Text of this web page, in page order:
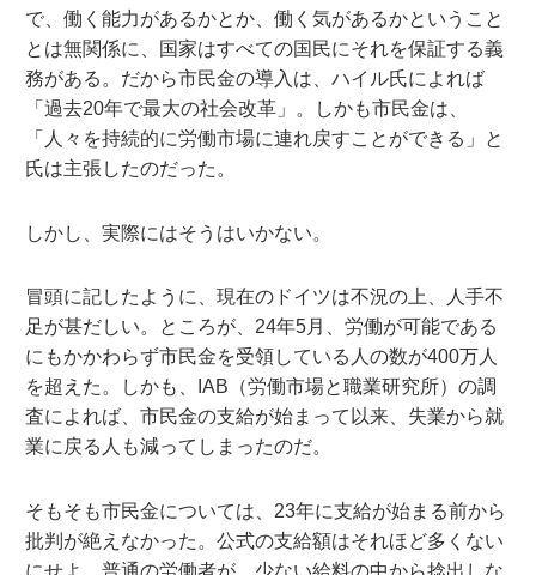
で、働く能力があるかとか、働く気があるかということ
とは無関係に、国家はすべての国民にそれを保証する義
務がある。だから市民金の導入は、ハイル氏によれば
「過去20年で最大の社会改革」。しかも市民金は、
「人々を持続的に労働市場に連れ戻すことができる」と
氏は主張したのだった。
しかし、実際にはそうはいかない。
冒頭に記したように、現在のドイツは不況の上、人手不
足が甚だしい。ところが、24年5月、労働が可能である
にもかかわらず市民金を受領している人の数が400万人
を超えた。しかも、IAB（労働市場と職業研究所）の調
査によれば、市民金の支給が始まって以来、失業から就
業に戻る人も減ってしまったのだ。
そもそも市民金については、23年に支給が始まる前から
批判が絶えなかった。公式の支給額はそれほど多くない